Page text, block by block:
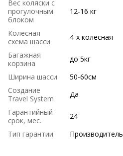
Вес коляски с
прогулочным
блоком
12-16 кг
Колесная
схема шасси
4-х колесная
Багажная
корзина
до 5кг
Ширина шасси
50-60см
Создание
Travel System
Да
Гарантийный
срок, мес.
24
Тип гарантии
Производитель